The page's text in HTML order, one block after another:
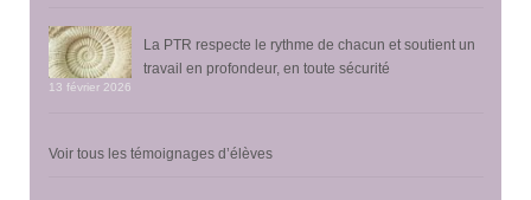
La PTR respecte le rythme de chacun et soutient un
travail en profondeur, en toute sécurité
13 février 2026
Voir tous les témoignages d’élèves